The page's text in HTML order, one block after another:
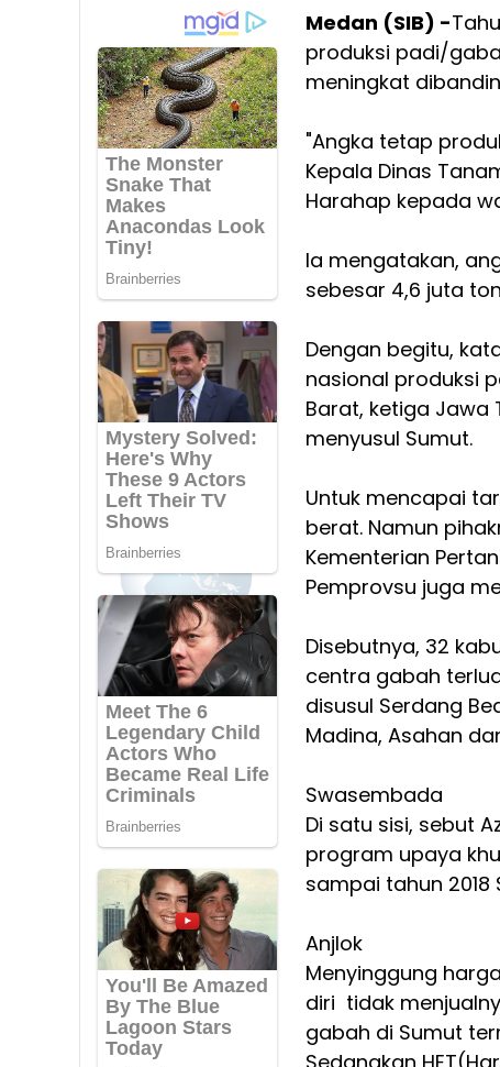
Medan (SIB) -
produksi padi/
meningkat
"Angka tetap
Kepala Dinas
Harahap kepada
Ia mengatakan,
sebesar 4,6 juta
Dengan begitu,
nasional produksi
Barat, ketiga Jawa
menyusul Sumut.
Untuk mencapai
berat. Namun
Kementerian
Pemprovsu juga
Disebutnya, 32
centra gabah
disusul Serdang
Madina, Asahan
Swasembada
Di satu sisi, sebut
program upaya
sampai tahun
Anjlok
Menyinggung
diri tidak
gabah di Sumut